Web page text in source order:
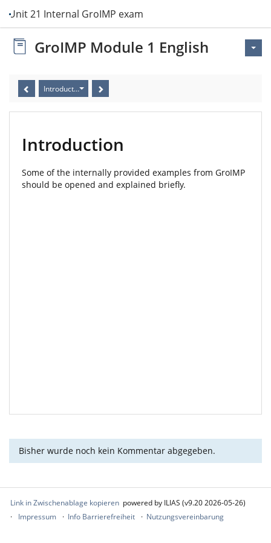
Unit 21 Internal GroIMP examples
GroIMP Module 1 English
Introduction
Introduction
Some of the internally provided examples from GroIMP
should be opened and explained briefly.
Bisher wurde noch kein Kommentar abgegeben.
Link in Zwischenablage kopieren powered by ILIAS (v9.20 2026-05-26)
Impressum
Info Barrierefreiheit Nutzungsvereinbarung